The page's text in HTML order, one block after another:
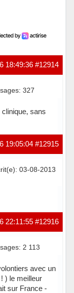
#12914
18:49:36
327
sans
#12915
19:05:04
03-08-2013
#12916
22:11:55
2 113
avec un
) le meilleur
sur France -